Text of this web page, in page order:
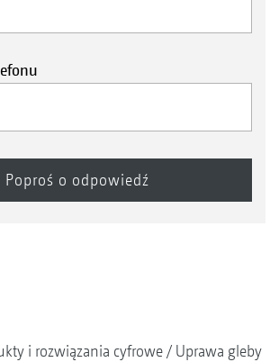
i rozwiązania cyfrowe
Uprawa gleby